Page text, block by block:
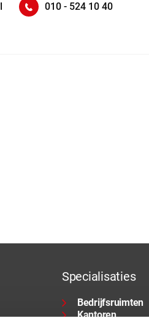
010 - 524 10 40
Specialisaties
Bedrijfsruimten
Kantoren